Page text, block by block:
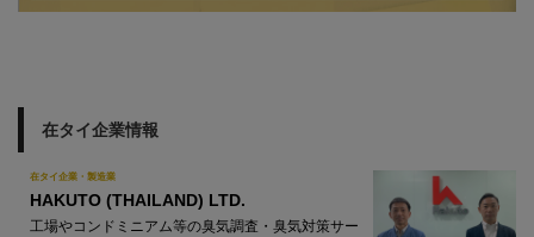
在タイ企業情報
在タイ企業・製造業
HAKUTO (THAILAND) LTD.
工場やコンドミニアム等の臭気調査・臭気対策サー